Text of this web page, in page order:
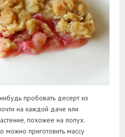
пробовать десерт из
на каждой даче или
похожее на лопух.
можно приготовить массу